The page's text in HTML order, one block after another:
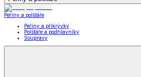
Zobrazit vše
Vše z Kuchyňský a jídelní textil
Kuchyňské zástěry a chňapky
Utěrky